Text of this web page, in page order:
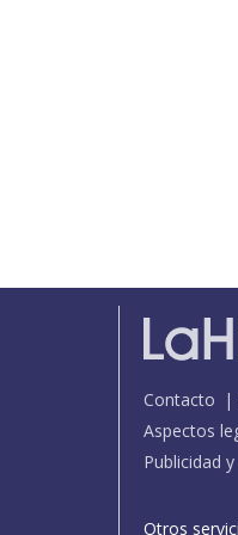
Contacto
Aspectos
Publicidad
Otros